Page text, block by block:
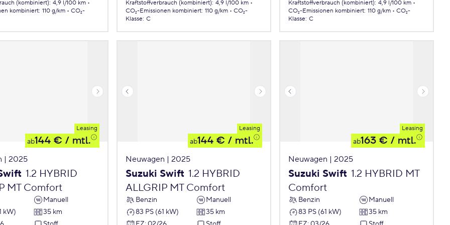
(kombiniert): 4,9 l/100 km
kombiniert: 110 g/km
CO₂-
Kraftstoffverbrauch (kombiniert): 4,9 l/100 km
CO₂-Emissionen kombiniert: 110 g/km
CO₂-
Klasse: C
Kraftstoffverbrauch (kombiniert): 4,9 l/100 km
CO₂-Emissionen kombiniert: 110 g/km
CO₂-
Klasse: C
Leasing
ab144 € / mtl.
| 2025
1.2 HYBRID
MT Comfort
Manuell
kW)
35 km
Leasing
ab144 € / mtl.
Neuwagen | 2025
Suzuki Swift 1.2 HYBRID
ALLGRIP MT Comfort
Benzin
Manuell
83 PS (61 kW)
35 km
Leasing
ab163 € / mtl.
Neuwagen | 2025
Suzuki Swift 1.2 HYBRID MT
Comfort
Benzin
Manuell
83 PS (61 kW)
35 km